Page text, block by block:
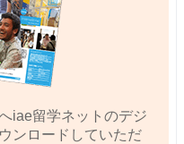
iae留学ネットのデジ
ンロードしていただ